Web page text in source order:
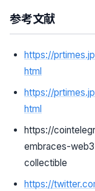
参考文献
https://
html
https://
html
https://
embraces-
collectible
https://